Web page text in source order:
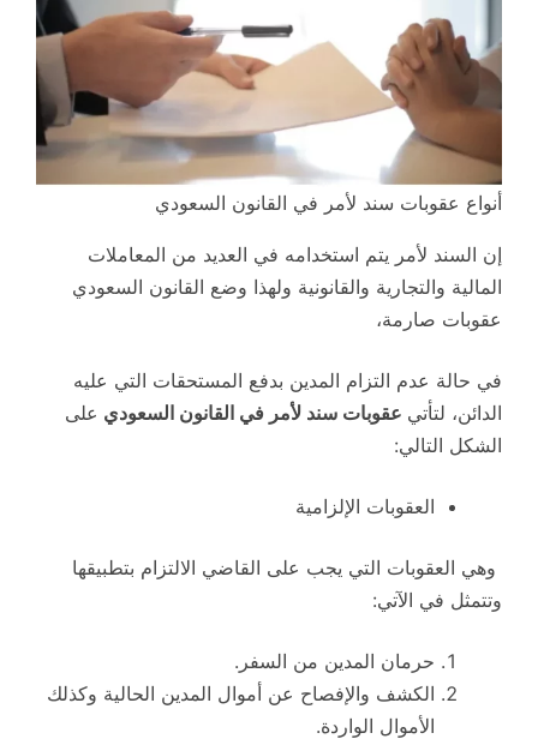
أنواع عقوبات سند لأمر في القانون السعودي
إن السند لأمر يتم استخدامه في العديد من المعاملات
المالية والتجارية والقانونية ولهذا وضع القانون السعودي
عقوبات صارمة،
في حالة عدم التزام المدين بدفع المستحقات التي عليه
الدائن، لتأتي عقوبات سند لأمر في القانون السعودي على
الشكل التالي:
العقوبات الإلزامية
وهي العقوبات التي يجب على القاضي الالتزام بتطبيقها
وتتمثل في الآتي:
حرمان المدين من السفر.
الكشف والإفصاح عن أموال المدين الحالية وكذلك
الأموال الواردة.